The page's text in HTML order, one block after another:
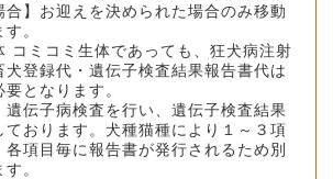
合】お迎えを決められた場合のみ移動
。
コミコミ生体であっても、狂犬病注射
犬登録代・遺伝子検査結果報告書代は
となります。
伝子病検査を行い、遺伝子検査結果
ております。犬種猫種により１～３項
各項目毎に報告書が発行されるため別
。